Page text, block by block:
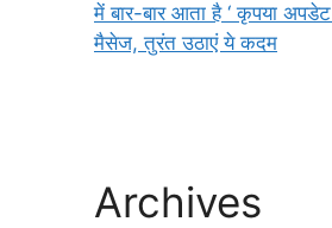
में बार-बार आता है ‘ कृपया अपडेट
मैसेज, तुरंत उठाएं ये कदम
Archives